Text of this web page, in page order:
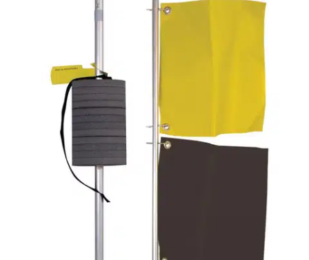
Tuotekuvaus
Verkkojen, katiskojen, pitkäsiiman, mertojen ym. pyydysten
merkitsemiseen 1-vesialueella, jossa paljon veneliikennettä.
Kalastusasetus 158/2012 16 § vesialueet 1 ja 2. Pakkauksessa on
mukana Kalatalouslaitoksen julkaisema Merkitse pyydyksesi oikein
opas. Salkojen ja lippujen pikakiinnitys neulasokilla. Liput voit
halutessasi kiinnittää myös esim. nippusiteellä. Merkki sopii 1-